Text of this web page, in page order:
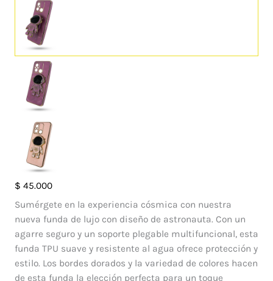
$ 45.000
Sumérgete en la experiencia cósmica con nuestra
nueva funda de lujo con diseño de astronauta. Con un
agarre seguro y un soporte plegable multifuncional, esta
funda TPU suave y resistente al agua ofrece protección y
estilo. Los bordes dorados y la variedad de colores hacen
de esta funda la elección perfecta para un toque
Case
Soporte
Xiaomi
Redmi
Note